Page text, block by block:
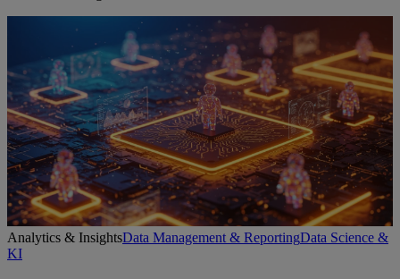
Analytics & InsightsData Management & ReportingData Science &
KI